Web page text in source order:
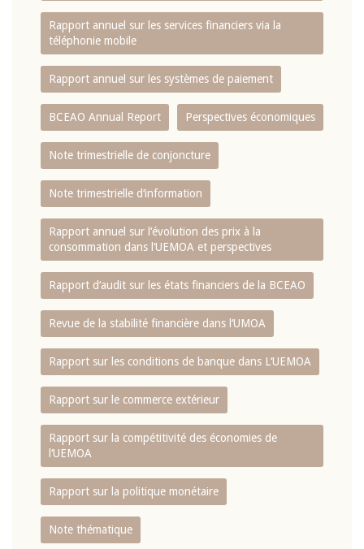
Rapport annuel sur les services financiers via la
téléphonie mobile
Rapport annuel sur les systèmes de paiement
BCEAO Annual Report Perspectives économiques
Note trimestrielle de conjoncture
Note trimestrielle d‘information
Rapport annuel sur l‘évolution des prix à la
consommation dans l‘UEMOA et perspectives
Rapport d‘audit sur les états financiers de la BCEAO
Revue de la stabilité financière dans l‘UMOA
Rapport sur les conditions de banque dans L‘UEMOA
Rapport sur le commerce extérieur
Rapport sur la compétitivité des économies de
l‘UEMOA
Rapport sur la politique monétaire
Note thématique